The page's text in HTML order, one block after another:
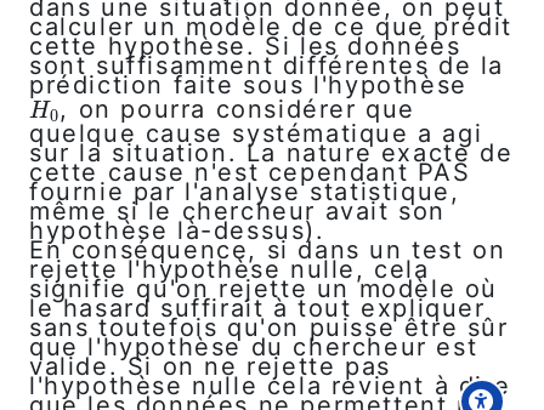
dans une situation donnée, on peut
calculer un modèle de ce que prédit
cette hypothèse. Si les données
sont suffisamment différentes de la
prédiction faite sous l'hypothèse
H0
H0, on pourra considérer que
quelque cause systématique a agi
sur la situation. La nature exacte de
cette cause n'est cependant PAS
fournie par l'analyse statistique,
même si le chercheur avait son
hypothèse là-dessus).
En conséquence, si dans un test on
rejette l'hypothèse nulle, cela
signifie qu'on rejette un modèle où
le hasard suffirait à tout expliquer
sans toutefois qu'on puisse être sûr
que l'hypothèse du chercheur est
valide. Si on ne rejette pas
l'hypothèse nulle cela revient à dire